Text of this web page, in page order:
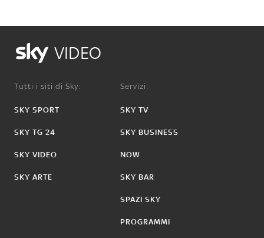
VIDEO
Tutti i siti di Sky:
SKY SPORT
SKY TG 24
SKY VIDEO
SKY ARTE
Servizi:
SKY TV
SKY BUSINESS
NOW
SKY BAR
SPAZI SKY
PROGRAMMI